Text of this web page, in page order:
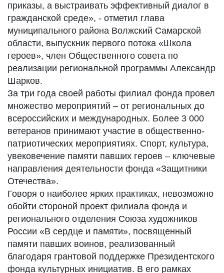
приказы, а выстраивать эффективный диалог в
гражданской среде», - отметил глава
муниципального района Волжский Самарской
области, выпускник первого потока «Школа
героев», член Общественного совета по
реализации региональной программы Александр
Шарков.
За три года своей работы филиал фонда провел
множество мероприятий – от региональных до
всероссийских и международных. Более 3 000
ветеранов принимают участие в общественно-
патриотических мероприятиях. Спорт, культура,
увековечение памяти павших героев – ключевые
направления деятельности фонда «Защитники
Отечества».
Говоря о наиболее ярких практиках, невозможно
обойти стороной проект филиала фонда и
регионального отделения Союза художников
России «В сердце и памяти», посвященный
памяти павших воинов, реализованный
благодаря грантовой поддержке Президентского
фонда культурных инициатив. В его рамках